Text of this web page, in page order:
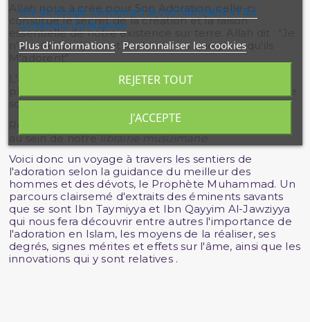
Allah nous à crée pour Son Adoration, celle-ci
constitue le secret de la création et la raison
essentielle de notre existence sur terre. Allah dit : "Je
n'ai créé les djinns et les hommes que pour qu'ils
L'adoration est ce que le serviteur peut acquérir de
plus sublime dans sa vie, afin que ce soit le moyen de
son salut dans l'autre monde.
Retrouvez des lectures inspirantes sur la
au sein de notrelibrairie musulmane.
Voici donc un voyage à travers les sentiers de
l'adoration selon la guidance du meilleur des
hommes et des dévots, le Prophète Muhammad. Un
parcours clairsemé d'extraits des éminents savants
que se sont Ibn Taymiyya et Ibn Qayyim Al-Jawziyya
qui nous fera découvrir entre autres l'importance de
l'adoration en Islam, les moyens de la réaliser, ses
degrés, signes mérites et effets sur l'âme, ainsi que les
innovations qui y sont relatives .
site de Google concernant la confidentialité et les
conditions d'utilisation
Plus d'informations Personnaliser les cookies
REJETER TOUT
J'ACCEPTE